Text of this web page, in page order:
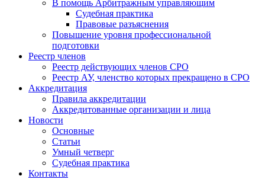
В помощь Арбитражным управляющим
Судебная практика
Правовые разъяснения
Повышение уровня профессиональной
подготовки
Реестр членов
Реестр действующих членов СРО
Реестр АУ, членство которых прекращено в СРО
Аккредитация
Правила аккредитации
Аккредитованные организации и лица
Новости
Основные
Статьи
Умный четверг
Судебная практика
Контакты